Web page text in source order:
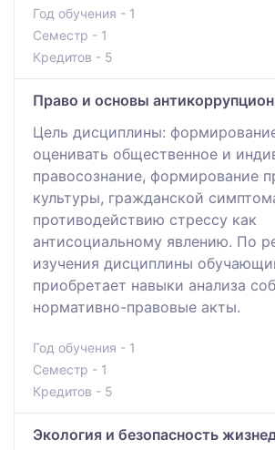
Год обучения - 1
Семестр - 1
Кредитов - 5
Право и основы
Цель дисциплины:
оценивать общественное и
правосознание, формирование
культуры, гражданской
противодействию стрессу как
антисоциальному явлению. По
изучения дисциплины
приобретает навыки анализа
нормативно-правовые акты.
Год обучения - 1
Семестр - 1
Кредитов - 5
Экология и безопасность